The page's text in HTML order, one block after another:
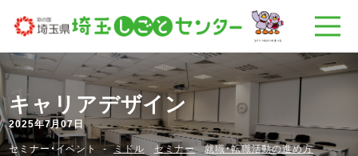
キャリアデザイン
2025年7月07日
セミナー・イベント
ミドル セミナー
就職・転職活動の進め方